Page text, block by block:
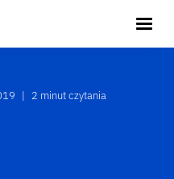
| 2 minut czytania